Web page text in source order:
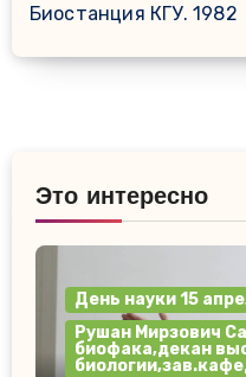
Биостанция КГУ. 1982
Это интересно
День науки 15
Рушан Мирзович
биофака,декан